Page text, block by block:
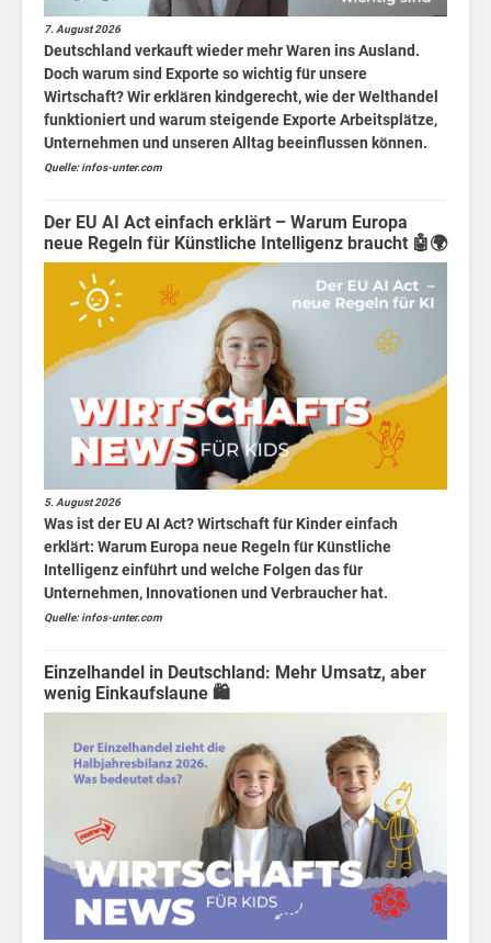
Kids
Börsen
News
Fakten
7. August 2026
Deutschland verkauft wieder mehr Waren ins Ausland.
Doch warum sind Exporte so wichtig für unsere
Wirtschaft? Wir erklären kindgerecht, wie der Welthandel
funktioniert und warum steigende Exporte Arbeitsplätze,
Unternehmen und unseren Alltag beeinflussen können.
Quelle: infos-unter.com
Der EU AI Act einfach erklärt – Warum Europa
neue Regeln für Künstliche Intelligenz braucht 🤖🌍
5. August 2026
Was ist der EU AI Act? Wirtschaft für Kinder einfach
erklärt: Warum Europa neue Regeln für Künstliche
Intelligenz einführt und welche Folgen das für
Unternehmen, Innovationen und Verbraucher hat.
Quelle: infos-unter.com
Einzelhandel in Deutschland: Mehr Umsatz, aber
wenig Einkaufslaune 🛍️